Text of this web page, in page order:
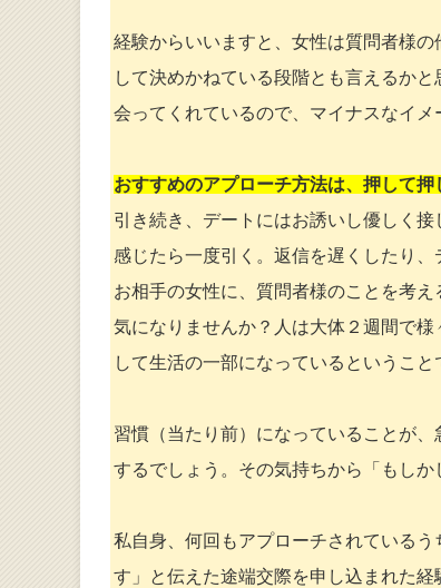
経験からいいますと、女性は質問者様
して決めかねている段階とも言えるかと
会ってくれているので、マイナスなイメ
おすすめのアプローチ方法は、押して押
引き続き、デートにはお誘いし優しく
感じたら一度引く。返信を遅くしたり、
お相手の女性に、質問者様のことを考
気になりませんか？人は大体２週間で
して生活の一部になっているということ
習慣（当たり前）になっていることが
するでしょう。その気持ちから「もし
私自身、何回もアプローチされている
す」と伝えた途端交際を申し込まれた